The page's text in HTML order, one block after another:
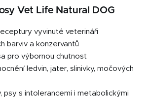
Vet Life Natural DOG
vyvinuté veterináři
barviv a konzervantů
pro výbornou chutnost
ledvin, jater, slinivky, močových
psy s intolerancemi i metabolickými